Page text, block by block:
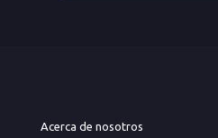
Acerca de nosotros